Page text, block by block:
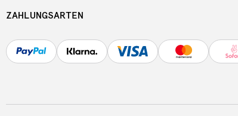
ZAHLUNGSARTEN